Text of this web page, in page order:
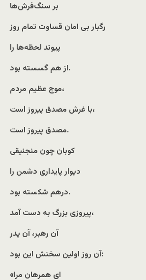
بر سنگ‌فرش‌ها
رگبار بی امان قساوت تمام روز
پیوند لحظه‌ها را
از هم گسسته‌ بود.
موج عظیم مردم،
با غرش مصدق پیروز است،
مصدق پیروز است.
کوبان چون منجنیقی
دیوار پایداری دشمن را
درهم شکسته بود.
پیروزی بزرگ به دست آمد،
آن رهبر، آن پدر
آن روز اولین سخنش این بود:
«ای همرهان مرا